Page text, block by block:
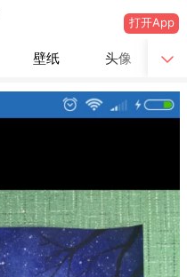
打开App
壁纸 头像